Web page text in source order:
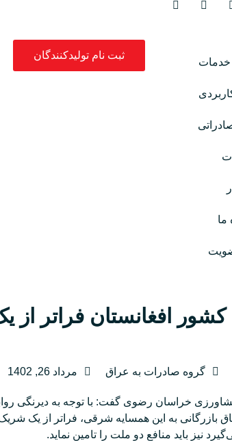
خدمات
ما
ثبت نام تولیدکنندگان
کشور افغانستان فراتر
گروه صادرات به عراق مرداد 26, 1402
خراسان رضوی گفت: با توجه به دیرنگی
بازرگانی به این همسایه شرقی، فراتر از یک
نیز باید منافع دو ملت را تامین نماید.